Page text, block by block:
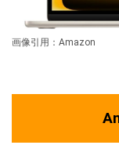
画像引用：Amazon